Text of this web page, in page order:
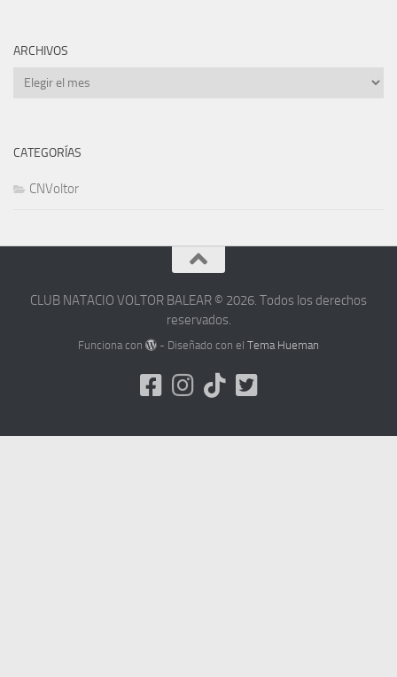
ARCHIVOS
Archivos
CATEGORÍAS
CNVoltor
CLUB NATACIO VOLTOR BALEAR © 2026. Todos los derechos
reservados.
Funciona con - Diseñado con elTema Hueman